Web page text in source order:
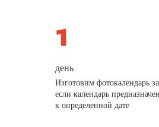
день
Изготовим фотокалендарь
если календарь
к определенной дате